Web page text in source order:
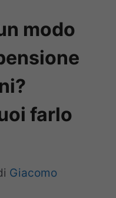
modo
farlo
Giacomo